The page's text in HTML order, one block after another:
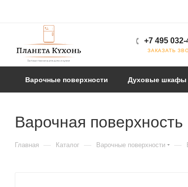
+7 495 032-
ЗАКАЗАТЬ
Варочные поверхности Духовые шкафы
Варочная
Главная — Каталог — Варочные поверхности —